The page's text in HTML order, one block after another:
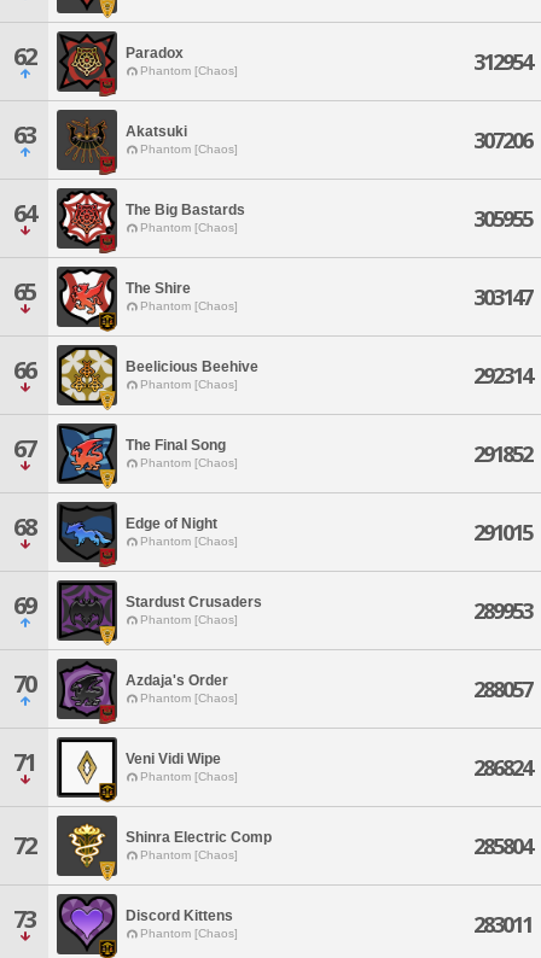
62 Paradox
Phantom [Chaos] 312954
63 Akatsuki
Phantom [Chaos] 307206
64 The Big Bastards
Phantom [Chaos] 305955
65 The Shire
Phantom [Chaos] 303147
66 Beelicious Beehive
Phantom [Chaos] 292314
67 The Final Song
Phantom [Chaos] 291852
68 Edge of Night
Phantom [Chaos] 291015
69 Stardust Crusaders
Phantom [Chaos] 289953
70 Azdaja's Order
Phantom [Chaos] 288057
71 Veni Vidi Wipe
Phantom [Chaos] 286824
72 Shinra Electric Comp
Phantom [Chaos] 285804
73 Discord Kittens
Phantom [Chaos] 283011